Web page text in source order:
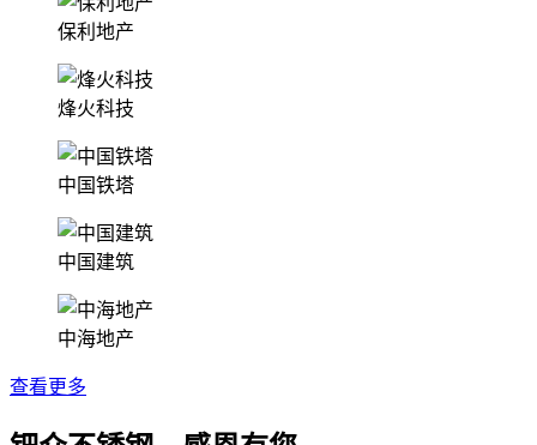
保利地产
烽火科技
中国铁塔
中国建筑
中海地产
查看更多